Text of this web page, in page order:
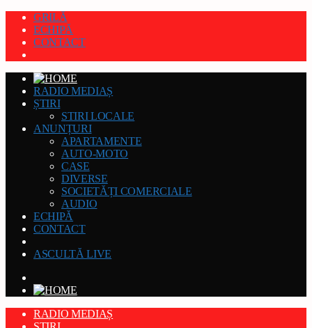
GRILĂ
ECHIPĂ
CONTACT
RADIO MEDIAȘ
ȘTIRI
STIRI LOCALE
ANUNȚURI
APARTAMENTE
AUTO-MOTO
CASE
DIVERSE
SOCIETĂȚI COMERCIALE
AUDIO
ECHIPĂ
CONTACT
ASCULTĂ LIVE
RADIO MEDIAȘ